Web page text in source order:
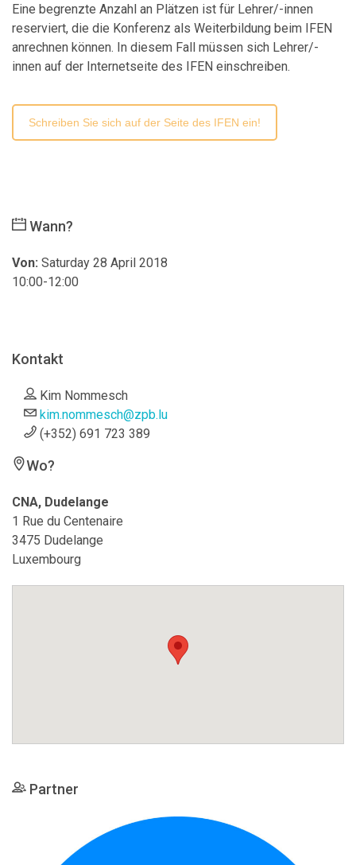
Eine begrenzte Anzahl an Plätzen ist für Lehrer/-innen
reserviert, die die Konferenz als Weiterbildung beim IFEN
anrechnen können. In diesem Fall müssen sich Lehrer/-
innen auf der Internetseite des IFEN einschreiben.
Schreiben Sie sich auf der Seite des IFEN ein!
Wann?
Von: Saturday 28 April 2018
10:00-12:00
Kontakt
Kim Nommesch
kim.nommesch@zpb.lu
(+352) 691 723 389
Wo?
CNA, Dudelange
1 Rue du Centenaire
3475 Dudelange
Luxembourg
Partner